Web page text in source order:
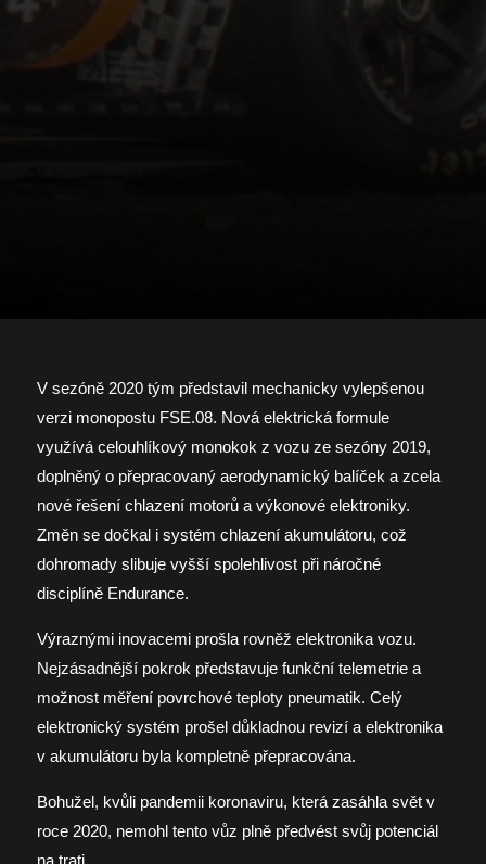
V sezóně 2020 tým představil mechanicky vylepšenou
verzi monopostu FSE.08. Nová elektrická formule
využívá celouhlíkový monokok z vozu ze sezóny 2019,
doplněný o přepracovaný aerodynamický balíček a zcela
nové řešení chlazení motorů a výkonové elektroniky.
Změn se dočkal i systém chlazení akumulátoru, což
dohromady slibuje vyšší spolehlivost při náročné
disciplíně Endurance.
Výraznými inovacemi prošla rovněž elektronika vozu.
Nejzásadnější pokrok představuje funkční telemetrie a
možnost měření povrchové teploty pneumatik. Celý
elektronický systém prošel důkladnou revizí a elektronika
v akumulátoru byla kompletně přepracována.
Bohužel, kvůli pandemii koronaviru, která zasáhla svět v
roce 2020, nemohl tento vůz plně předvést svůj potenciál
na trati.